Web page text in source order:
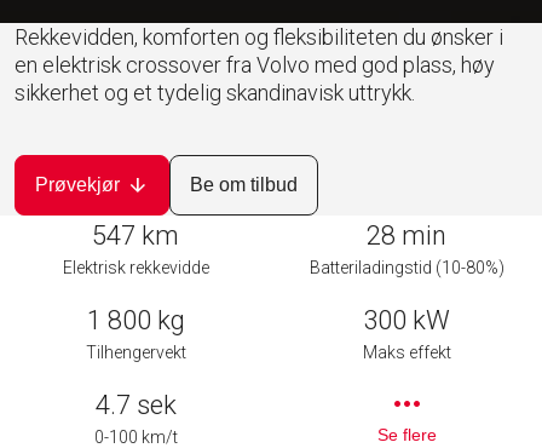
Rekkevidden, komforten og fleksibiliteten du ønsker i
en elektrisk crossover fra Volvo med god plass, høy
sikkerhet og et tydelig skandinavisk uttrykk.
Prøvekjør arrow_downward Be om tilbud
547 km
Elektrisk rekkevidde
28 min
Batteriladingstid (10-80%)
1 800 kg
Tilhengervekt
300 kW
Maks effekt
4.7 sek
0-100 km/t
more_horiz
Se flere